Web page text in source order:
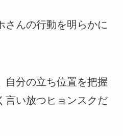
さんの行動を明らかに
自分の立ち位置を把握
言い放つヒョンスクだ